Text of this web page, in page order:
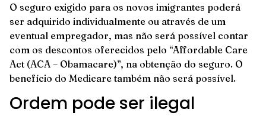
O seguro exigido para os novos imigrantes poderá
ser adquirido individualmente ou através de um
eventual empregador, mas não será possível contar
com os descontos oferecidos pelo “Affordable Care
Act (ACA – Obamacare)”, na obtenção do seguro. O
benefício do Medicare também não será possível.
Ordem pode ser ilegal